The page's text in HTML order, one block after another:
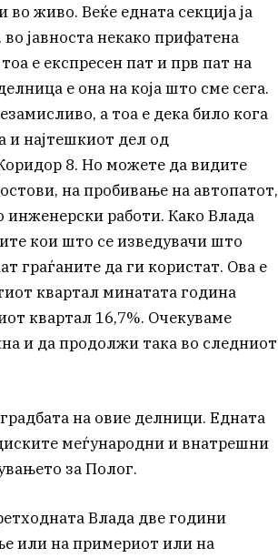
живо. Веќе едната секција ја
јавноста некако прифатена
е експресен пат и прв пат на
е она на која што сме сега.
а тоа е дека било кога
и најтешкиот дел од
8. Но можете да видите
на пробивање на автопатот,
инженерски работи. Како Влада
кои што се изведувачи што
граѓаните да ги користат. Ова е
квартал минатата година
квартал 16,7%. Очекуваме
и да продолжи така во следниот
на овие делници. Едната
меѓународни и внатрешни
за Полог.
Влада две години
или на примериот или на